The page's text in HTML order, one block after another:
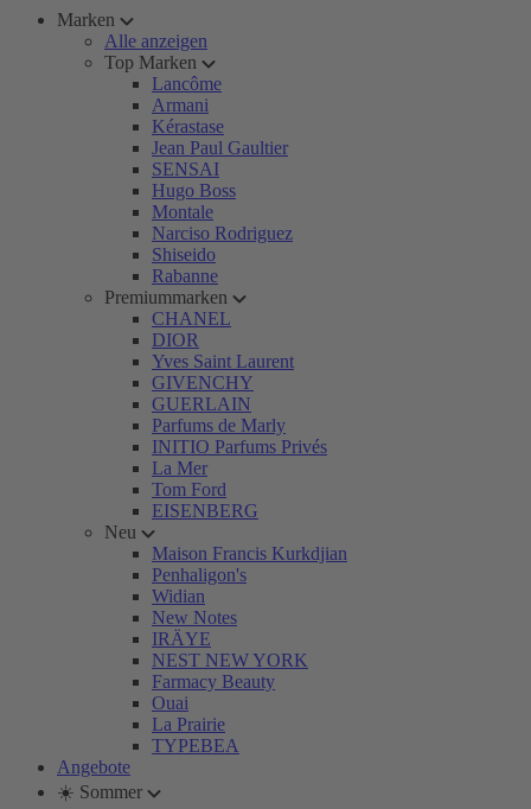
Marken
Alle anzeigen
Top Marken
Lancôme
Armani
Kérastase
Jean Paul Gaultier
SENSAI
Hugo Boss
Montale
Narciso Rodriguez
Shiseido
Rabanne
Premiummarken
CHANEL
DIOR
Yves Saint Laurent
GIVENCHY
GUERLAIN
Parfums de Marly
INITIO Parfums Privés
La Mer
Tom Ford
EISENBERG
Neu
Maison Francis Kurkdjian
Penhaligon's
Widian
New Notes
IRÄYE
NEST NEW YORK
Farmacy Beauty
Ouai
La Prairie
TYPEBEA
Angebote
☀️ Sommer